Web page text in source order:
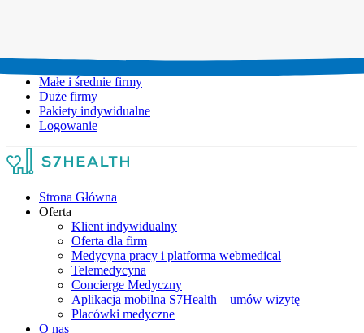
Małe i średnie firmy
Duże firmy
Pakiety indywidualne
Logowanie
Strona Główna
Oferta
Klient indywidualny
Oferta dla firm
Medycyna pracy i platforma webmedical
Telemedycyna
Concierge Medyczny
Aplikacja mobilna S7Health – umów wizytę
Placówki medyczne
O nas